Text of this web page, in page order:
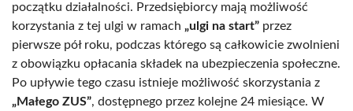
początku działalności. Przedsiębiorcy mają możliwość
korzystania z tej ulgi w ramach „ulgi na start” przez
pierwsze pół roku, podczas którego są całkowicie zwolnieni
z obowiązku opłacania składek na ubezpieczenia społeczne.
Po upływie tego czasu istnieje możliwość skorzystania z
„Małego ZUS”, dostępnego przez kolejne 24 miesiące. W